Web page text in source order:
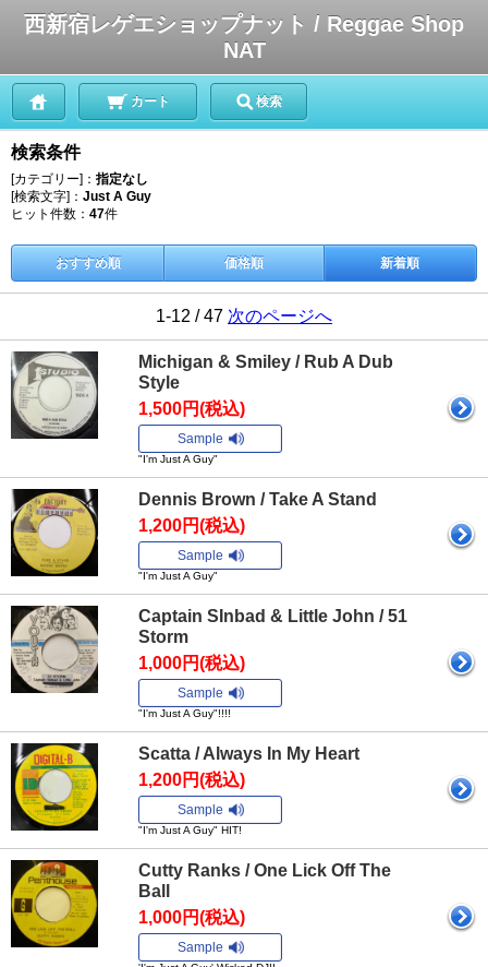
西新宿レゲエショップナット / Reggae Shop
NAT
カート 検索
検索条件
[カテゴリー]： 指定なし
[検索文字]： Just A Guy
ヒット件数： 47件
おすすめ順 価格順 新着順
1-12 / 47 次のページへ
Michigan & Smiley / Rub A Dub
Style
1,500円(税込)
Sample
"I'm Just A Guy"
Dennis Brown / Take A Stand
1,200円(税込)
Sample
"I'm Just A Guy"
Captain SInbad & Little John / 51
Storm
1,000円(税込)
Sample
"I'm Just A Guy"!!!!
Scatta / Always In My Heart
1,200円(税込)
Sample
"I'm Just A Guy" HIT!
Cutty Ranks / One Lick Off The
Ball
1,000円(税込)
Sample